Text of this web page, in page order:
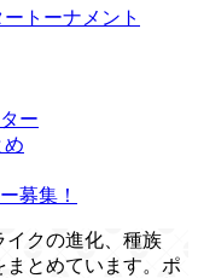
トーナメント
ー
め
募集！
イクの進化、種族
とめています。ポ